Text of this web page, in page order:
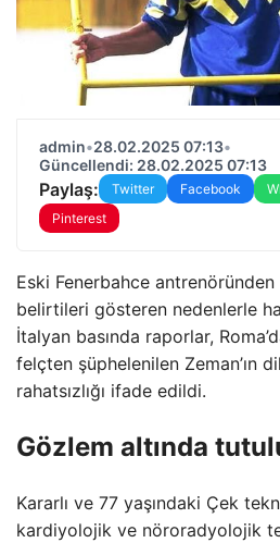
admin•28.02.2025 07:13•
Güncellendi: 28.02.2025 07:13
Paylaş: Twitter Facebook
Pinterest
Eski Fenerbahce
belirtileri gösteren nedenlerle
İtalyan basında raporlar,
felçten şüphelenilen Zeman’ın
rahatsızlığı ifade edildi.
Gözlem altında
Kararlı ve 77 yaşındaki Çek
kardiyolojik ve nöroradyolojik